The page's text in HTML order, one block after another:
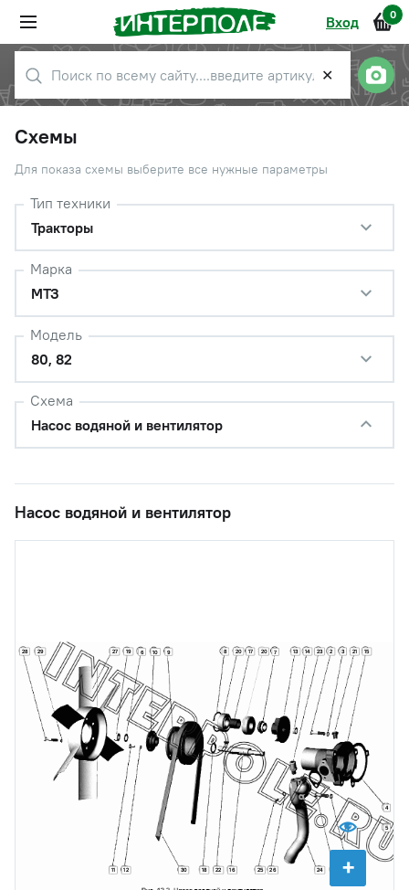
Вход 0
✕
Схемы
Для показа схемы выберите все нужные параметры
Тип техники
Тракторы
Марка
МТЗ
Модель
80, 82
Схема
Насос водяной и вентилятор
Насос водяной и вентилятор
+
2 3
3
4
5
6 7
8
9
10
11 12
13 14 15
16
17
18
19 20 20 21
22
23
24
25 26
27
28 29
30